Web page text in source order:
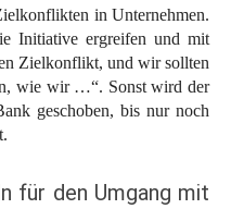
in Unternehmen.
Initiative ergreifen und mit
Zielkonflikt, und wir sollten
wie wir …“. Sonst wird der
geschoben, bis nur noch
für den Umgang mit